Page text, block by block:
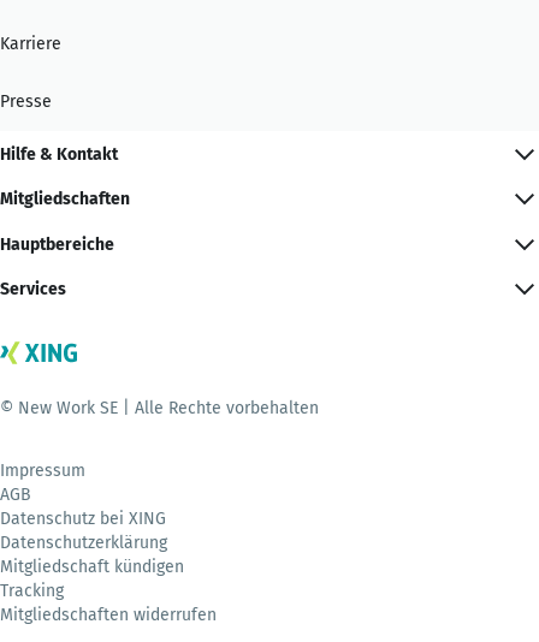
Karriere
Presse
Hilfe & Kontakt
Mitgliedschaften
Hauptbereiche
Services
© New Work SE | Alle Rechte vorbehalten
Impressum
AGB
Datenschutz bei XING
Datenschutzerklärung
Mitgliedschaft kündigen
Tracking
Mitgliedschaften widerrufen